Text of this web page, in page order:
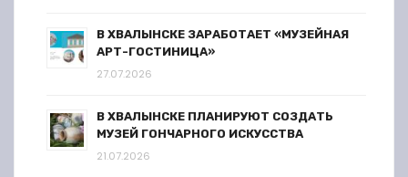
В ХВАЛЫНСКЕ ЗАРАБОТАЕТ «МУЗЕЙНАЯ
АРТ-ГОСТИНИЦА»
27.07.2026
В ХВАЛЫНСКЕ ПЛАНИРУЮТ СОЗДАТЬ
МУЗЕЙ ГОНЧАРНОГО ИСКУССТВА
21.07.2026